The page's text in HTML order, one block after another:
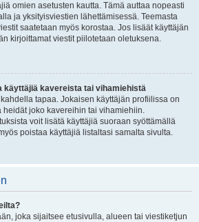
omien asetusten kautta. Tämä auttaa nopeasti
ja yksityisviestien lähettämisessä. Teemasta
saatetaan myös korostaa. Jos lisäät käyttäjän
kirjoittamat viestit piilotetaan oletuksena.
käyttäjiä kavereista tai vihamiehistä
tapaa. Jokaisen käyttäjän profiilissa on
heidät joko kavereihin tai vihamiehiin.
voit lisätä käyttäjiä suoraan syöttämällä
poistaa käyttäjiä listaltasi samalta sivulta.
joka sijaitsee etusivulla, alueen tai viestiketjun